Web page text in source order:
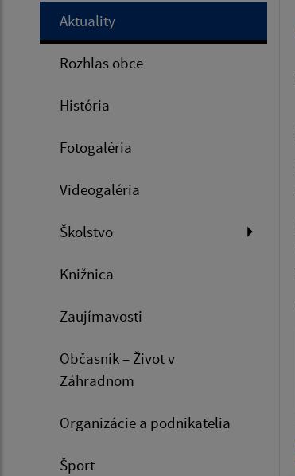
Aktuality
Rozhlas obce
História
Fotogaléria
Videogaléria
Školstvo
Knižnica
Zaujímavosti
Občasník – Život v
Záhradnom
Organizácie a podnikatelia
Šport